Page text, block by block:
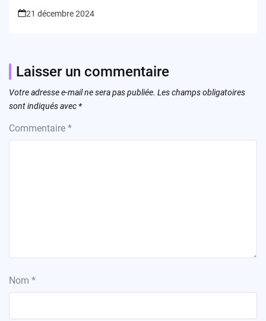
21 décembre 2024
Laisser un commentaire
Votre adresse e-mail ne sera pas publiée. Les champs obligatoires
sont indiqués avec *
Commentaire *
Nom *